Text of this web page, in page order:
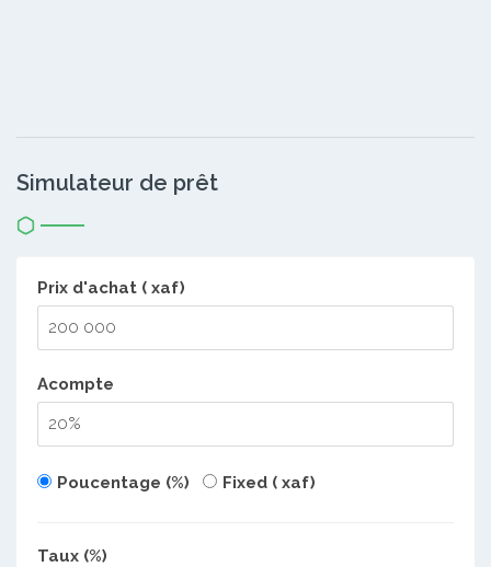
Simulateur de prêt
Prix d'achat ( xaf)
Acompte
Poucentage (%) Fixed ( xaf)
Taux (%)